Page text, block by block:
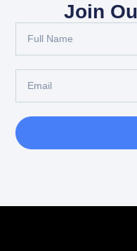
Join
Name